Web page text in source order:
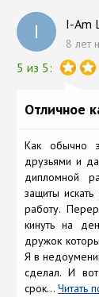
I I-Am
8 лет
5 из 5:
Отличное
Как обычно
друзьями и
дипломной
защиты
работу.
кинуть на
дружок
Я в
сделал. И
срок...Читать